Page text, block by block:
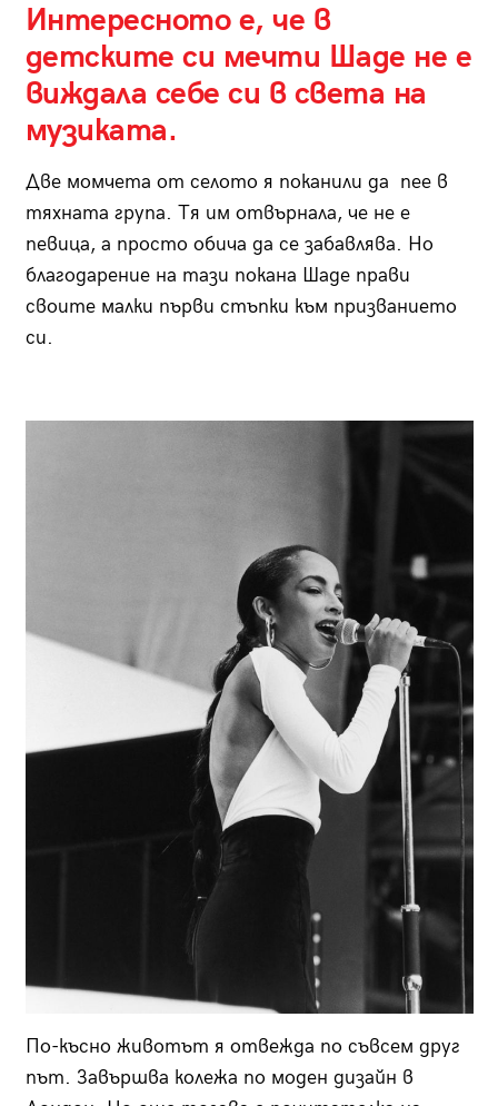
Интересното е, че в
детските си мечти Шаде не е
виждала себе си в света на
музиката.
Две момчета от селото я поканили да пее в
тяхната група. Тя им отвърнала, че не е
певица, а просто обича да се забавлява. Но
благодарение на тази покана Шаде прави
своите малки първи стъпки към призванието
си.
По-късно животът я отвежда по съвсем друг
път. Завършва колежа по моден дизайн в